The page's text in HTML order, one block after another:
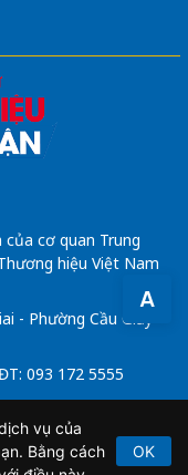
A
cơ quan Trung
hiệu Việt Nam
- Phường Cầu Giấy -
093 172 5555
GP-BTTTT do Bộ
vụ của
Bằng cách
OK